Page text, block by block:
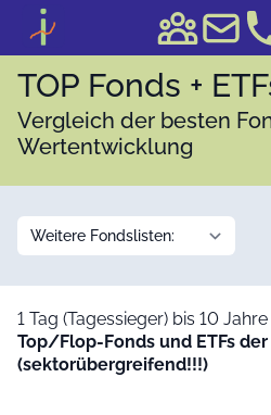
TOP Fonds +
Vergleich der besten
Wertentwicklung
1 Tag (Tagessieger) bis 10
Top/Flop-Fonds und ETFs
(sektorübergreifend!!!)